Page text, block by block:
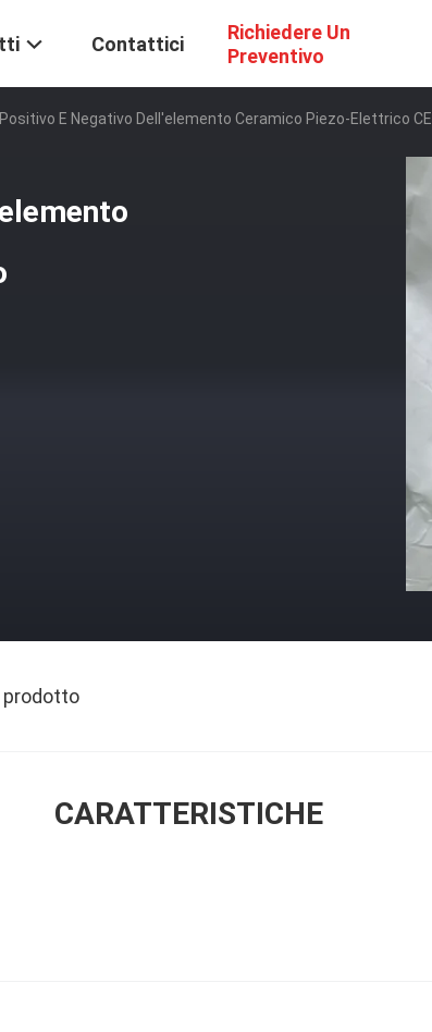
Contattici
Richiedere Un
Preventivo
E Negativo Dell'elemento Ceramico Piezo-Elettrico
prodotto
CARATTERISTICHE